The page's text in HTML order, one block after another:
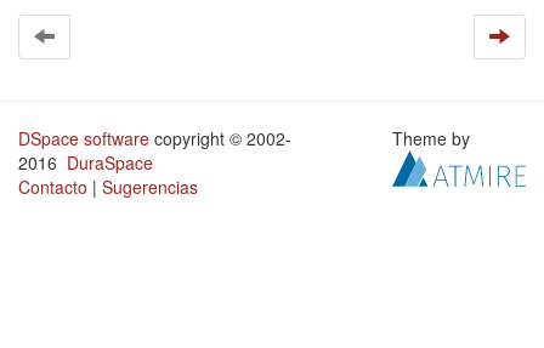
DSpace software copyright © 2002-
2016 DuraSpace
Contacto | Sugerencias
Theme by